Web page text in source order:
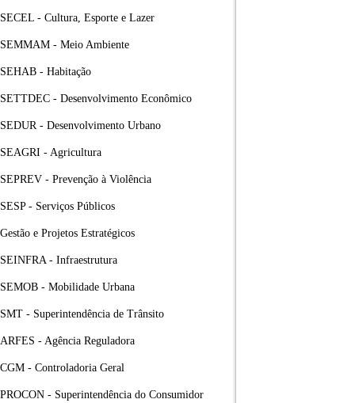
SECEL - Cultura, Esporte e Lazer
SEMMAM - Meio Ambiente
SEHAB - Habitação
SETTDEC - Desenvolvimento Econômico
SEDUR - Desenvolvimento Urbano
SEAGRI - Agricultura
SEPREV - Prevenção à Violência
SESP - Serviços Públicos
Gestão e Projetos Estratégicos
SEINFRA - Infraestrutura
SEMOB - Mobilidade Urbana
SMT - Superintendência de Trânsito
ARFES - Agência Reguladora
CGM - Controladoria Geral
PROCON - Superintendência do Consumidor